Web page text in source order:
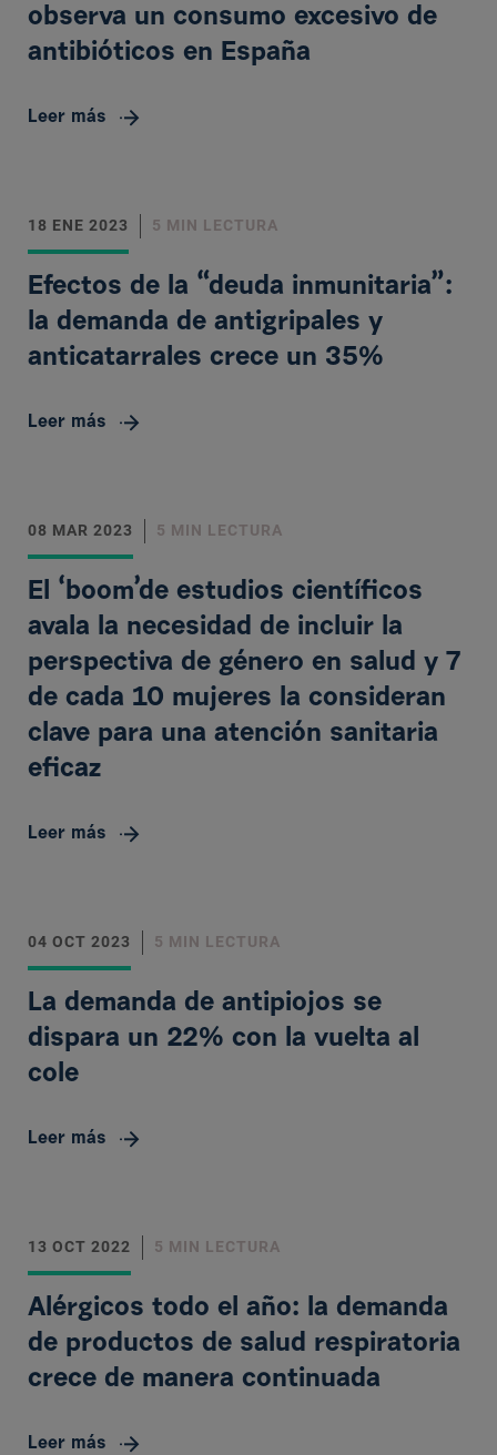
observa un consumo excesivo de
antibióticos en España
Leer más
18 ENE 2023 5 MIN LECTURA
Efectos de la “deuda inmunitaria”:
la demanda de antigripales y
anticatarrales crece un 35%
Leer más
08 MAR 2023 5 MIN LECTURA
El ‘boom’de estudios científicos
avala la necesidad de incluir la
perspectiva de género en salud y 7
de cada 10 mujeres la consideran
clave para una atención sanitaria
eficaz
Leer más
04 OCT 2023 5 MIN LECTURA
La demanda de antipiojos se
dispara un 22% con la vuelta al
cole
Leer más
13 OCT 2022 5 MIN LECTURA
Alérgicos todo el año: la demanda
de productos de salud respiratoria
crece de manera continuada
Leer más